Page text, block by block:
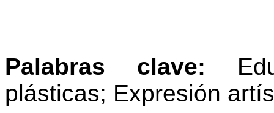
Palabras clave:
plásticas; Expresión